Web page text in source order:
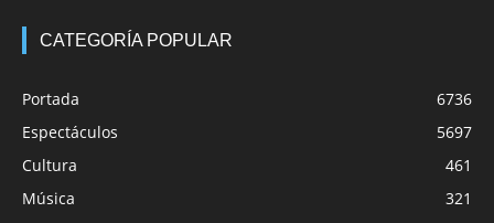
CATEGORÍA POPULAR
Portada
6736
Espectáculos
5697
Cultura
461
Música
321